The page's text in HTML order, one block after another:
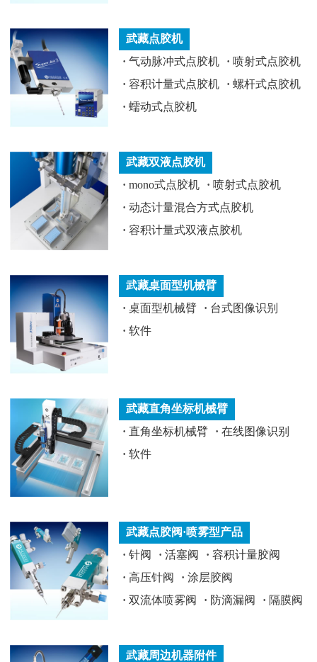
武藏点胶机
· 气动脉冲式点胶机 · 喷射式点胶机
· 容积计量式点胶机 · 螺杆式点胶机
· 蠕动式点胶机
武藏双液点胶机
· mono式点胶机 · 喷射式点胶机
· 动态计量混合方式点胶机
· 容积计量式双液点胶机
武藏桌面型机械臂
· 桌面型机械臂 · 台式图像识别
· 软件
武藏直角坐标机械臂
· 直角坐标机械臂 · 在线图像识别
· 软件
武藏点胶阀·喷雾型产品
· 针阀 · 活塞阀 · 容积计量胶阀
· 高压针阀 · 涂层胶阀
· 双流体喷雾阀 · 防滴漏阀 · 隔膜阀
武藏周边机器附件